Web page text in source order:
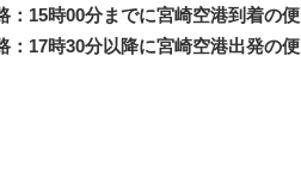
：15時00分までに宮崎空港到着の便
：17時30分以降に宮崎空港出発の便